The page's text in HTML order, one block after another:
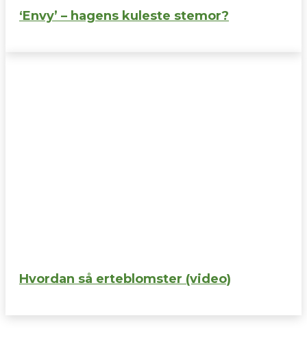
‘Envy’ – hagens kuleste stemor?
Hvordan så erteblomster (video)